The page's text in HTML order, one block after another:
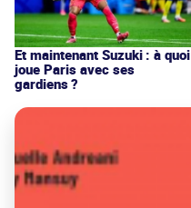
Et maintenant Suzuki : à quoi
joue Paris avec ses
gardiens ?